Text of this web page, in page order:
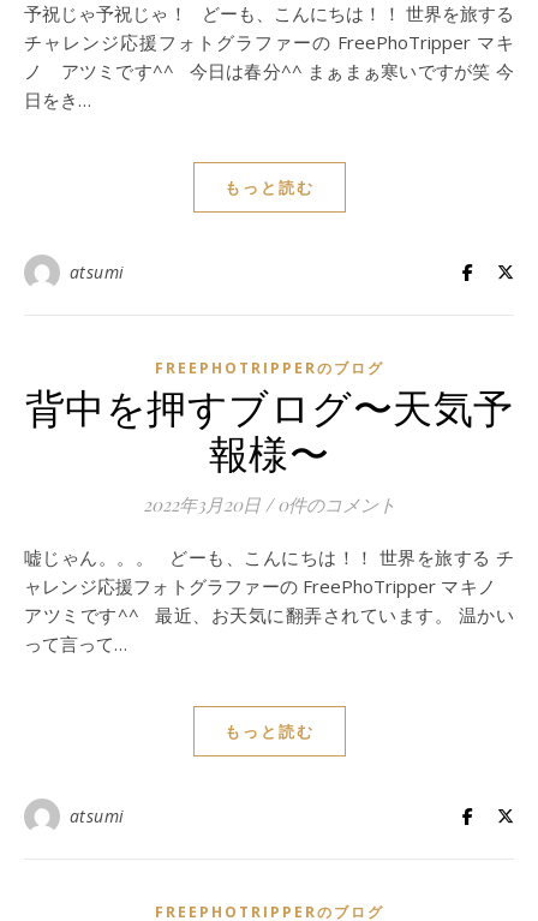
予祝じゃ予祝じゃ！ どーも、こんにちは！！ 世界を旅する
チャレンジ応援フォトグラファーの FreePhoTripper マキ
ノ アツミです^^ 今日は春分^^ まぁまぁ寒いですが笑 今
日をき…
もっと読む
atsumi
FREEPHOTRIPPERのブログ
背中を押すブログ〜天気予
報様〜
2022年3月20日 / 0件のコメント
嘘じゃん。。。 どーも、こんにちは！！ 世界を旅する チ
ャレンジ応援フォトグラファーの FreePhoTripper マキノ
アツミです^^ 最近、お天気に翻弄されています。 温かい
って言って…
もっと読む
atsumi
FREEPHOTRIPPERのブログ